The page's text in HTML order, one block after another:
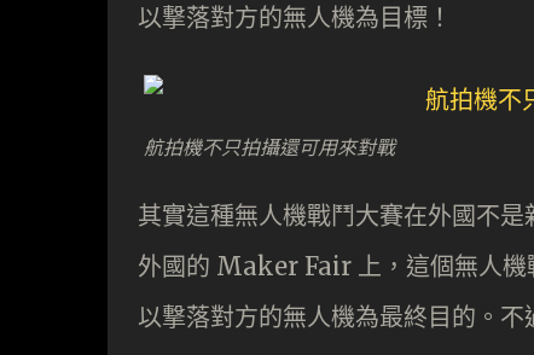
以撃落對方的無人機為目標！
航拍機不只拍攝還可用來對戰
其實這種無人機戰鬥大賽在外國不
外國的 Maker Fair 上，這個無人機
以撃落對方的無人機為最終目的。